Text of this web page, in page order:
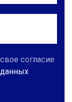
согласие